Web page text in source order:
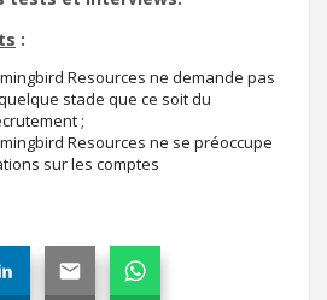
:
Resources ne demande pas
stade que ce soit du
;
Resources ne se préoccupe
sur les comptes